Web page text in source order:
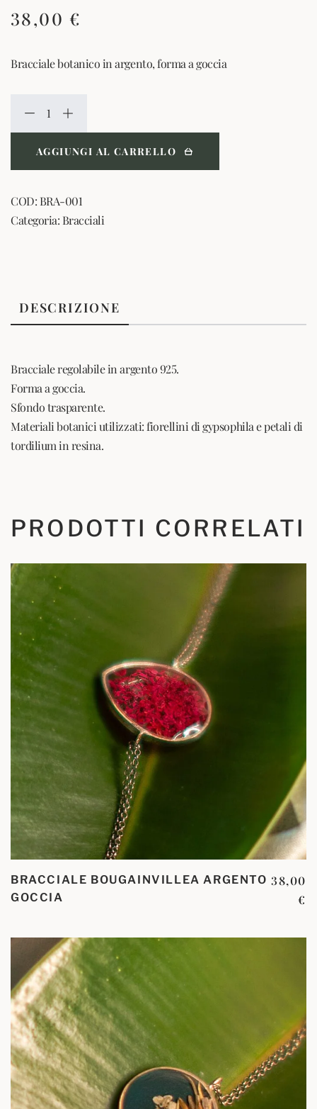
38,00€
Bracciale botanico in argento, forma a goccia
AGGIUNGI AL CARRELLO
COD: BRA-001
Categoria: Bracciali
DESCRIZIONE
Bracciale regolabile in argento 925.
Forma a goccia.
Sfondo trasparente.
Materiali botanici utilizzati: fiorellini di gypsophila e petali di
tordilium in resina.
PRODOTTI CORRELATI
BRACCIALE BOUGAINVILLEA ARGENTO
GOCCIA
38,00
€